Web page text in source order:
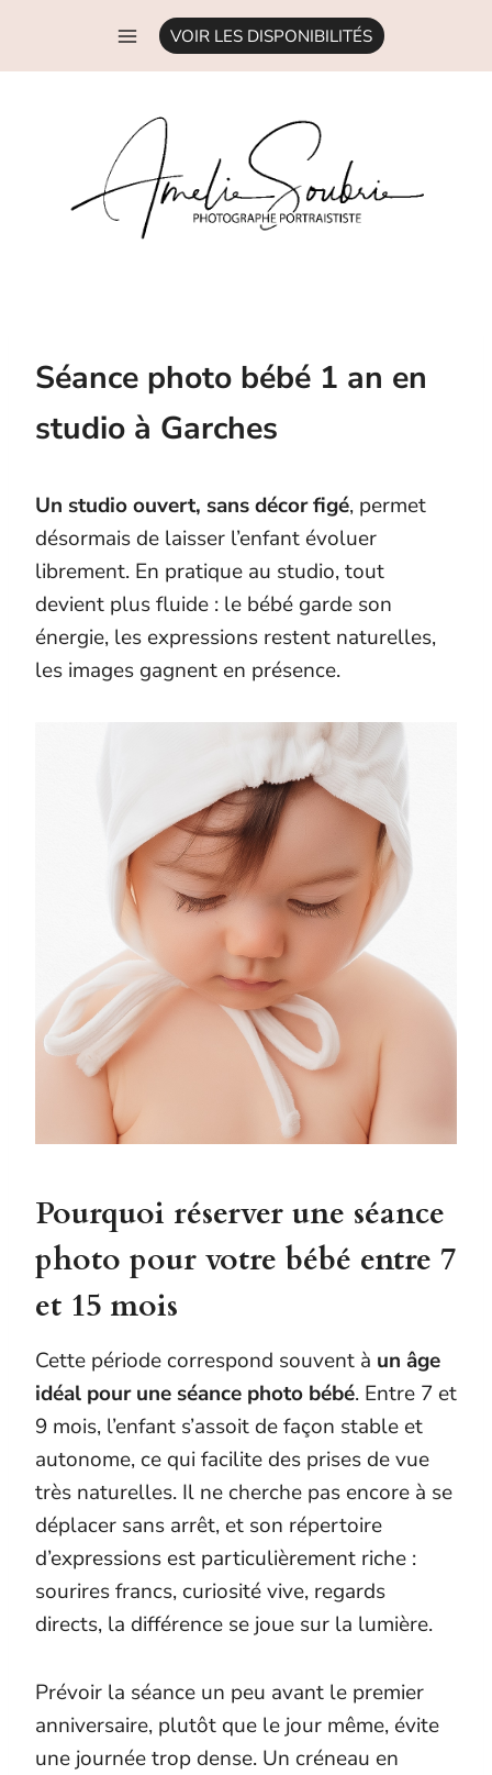
contenu
VOIR LES DISPONIBILITÉS
Séance photo bébé 1 an en
studio à Garches
Un studio ouvert, sans décor figé, permet
désormais de laisser l’enfant évoluer
librement. En pratique au studio, tout
devient plus fluide : le bébé garde son
énergie, les expressions restent naturelles,
les images gagnent en présence.
Pourquoi réserver une séance
photo pour votre bébé entre 7
et 15 mois
Cette période correspond souvent à un âge
idéal pour une séance photo bébé. Entre 7 et
9 mois, l’enfant s’assoit de façon stable et
autonome, ce qui facilite des prises de vue
très naturelles. Il ne cherche pas encore à se
déplacer sans arrêt, et son répertoire
d’expressions est particulièrement riche :
sourires francs, curiosité vive, regards
directs, la différence se joue sur la lumière.
Prévoir la séance un peu avant le premier
anniversaire, plutôt que le jour même, évite
une journée trop dense. Un créneau en